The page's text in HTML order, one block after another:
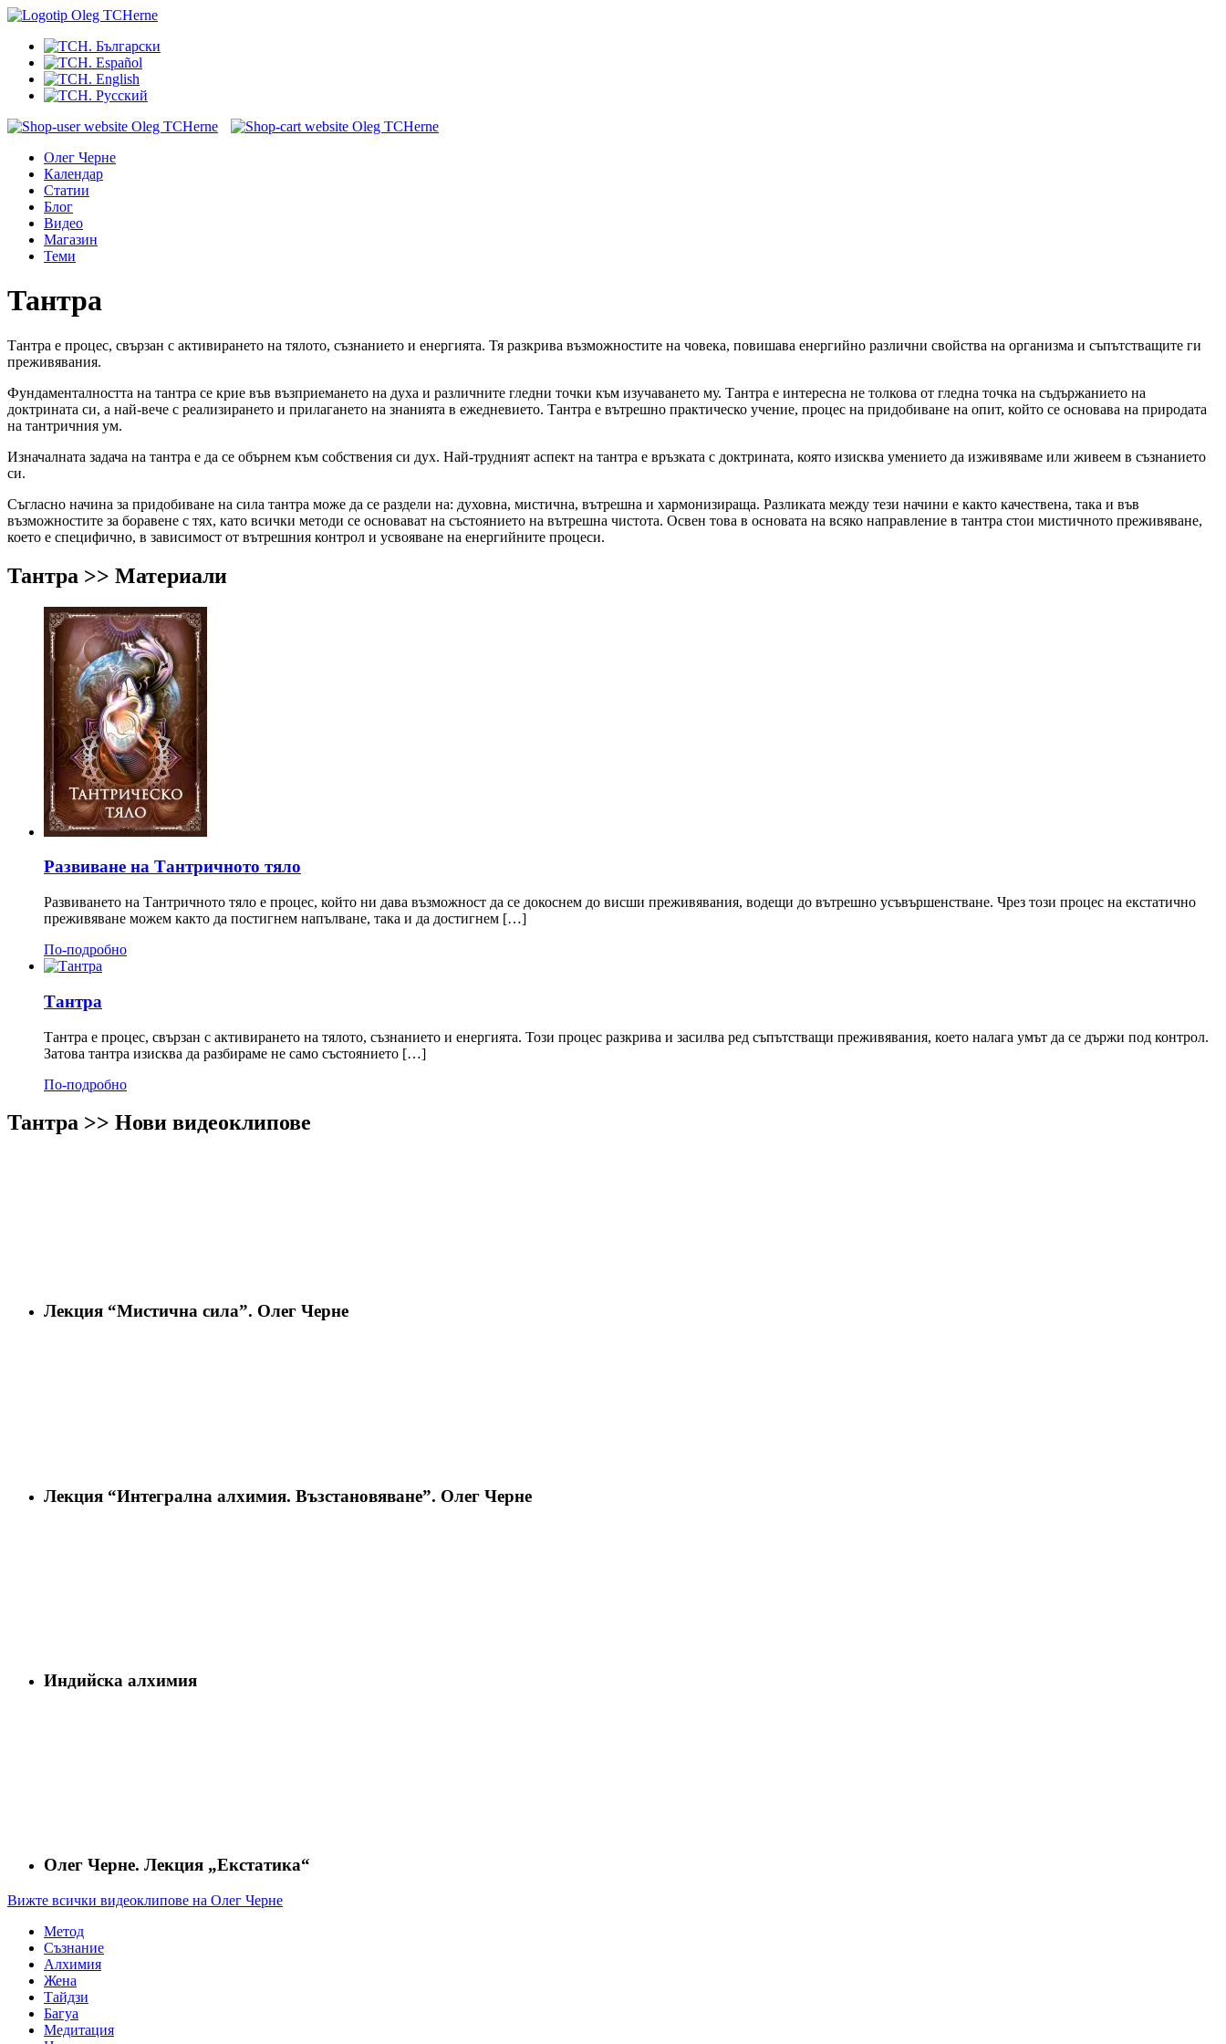
Олег Черне
Календар
Статии
Блог
Видео
Магазин
Теми
Тантра
Тантра е процес, свързан с активирането на тялото, съзнанието и енергията. Тя разкрива възможностите на човека, повишава енергийно различни свойства на организма и съпътстващите ги
преживявания.
Фундаменталността на тантра се крие във възприемането на духа и различните гледни точки към изучаването му. Тантра е интересна не толкова от гледна точка на съдържанието на
доктрината си, а най-вече с реализирането и прилагането на знанията в ежедневието. Тантра е вътрешно практическо учение, процес на придобиване на опит, който се основава на природата
на тантричния ум.
Изначалната задача на тантра е да се обърнем към собствения си дух. Най-трудният аспект на тантра е връзката с доктрината, която изисква умението да изживяваме или живеем в съзнанието
си.
Съгласно начина за придобиване на сила тантра може да се раздели на: духовна, мистична, вътрешна и хармонизираща. Разликата между тези начини е както качествена, така и във
възможностите за боравене с тях, като всички методи се основават на състоянието на вътрешна чистота. Освен това в основата на всяко направление в тантра стои мистичното преживяване,
което е специфично, в зависимост от вътрешния контрол и усвояване на енергийните процеси.
Тантра >> Материали
Развиване на Тантричното тяло
Развиването на Тантричното тяло е процес, който ни дава възможност да се докоснем до висши преживявания, водещи до вътрешно усъвършенстване. Чрез този процес на екстатично
преживяване можем както да постигнем напълване, така и да достигнем […]
По-подробно
Тантра
Тантра е процес, свързан с активирането на тялото, съзнанието и енергията. Този процес разкрива и засилва ред съпътстващи преживявания, което налага умът да се държи под контрол.
Затова тантра изисква да разбираме не само състоянието […]
По-подробно
Тантра >> Нови видеоклипове
Лекция “Мистична сила”. Олег Черне
Лекция “Интегрална алхимия. Възстановяване”. Олег Черне
Индийска алхимия
Олег Черне. Лекция „Екстатика“
Вижте всички видеоклипове на Олег Черне
Метод
Съзнание
Алхимия
Жена
Тайдзи
Багуа
Медитация